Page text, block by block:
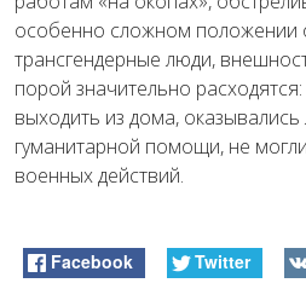
особенно сложном положении
трансгендерные люди,
порой значительно
выходить из дома,
гуманитарной помощи, не
военных действий.
Facebook Twitter